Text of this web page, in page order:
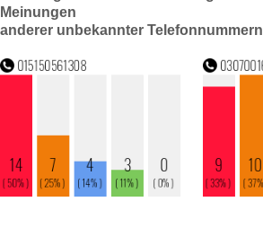
Meinungen
anderer unbekannter Telefonnummern